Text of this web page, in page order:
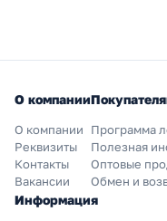
О компании
О компании
Реквизиты
Контакты
Вакансии
Программа
Полезная
Оптовые
Обмен и
Информация